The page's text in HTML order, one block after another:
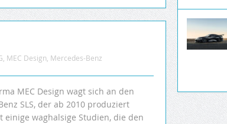
MEC Design Mercedes-Benz
MEC Design wagt sich an den
SLS, der ab 2010 produziert
einige waghalsige Studien, die den